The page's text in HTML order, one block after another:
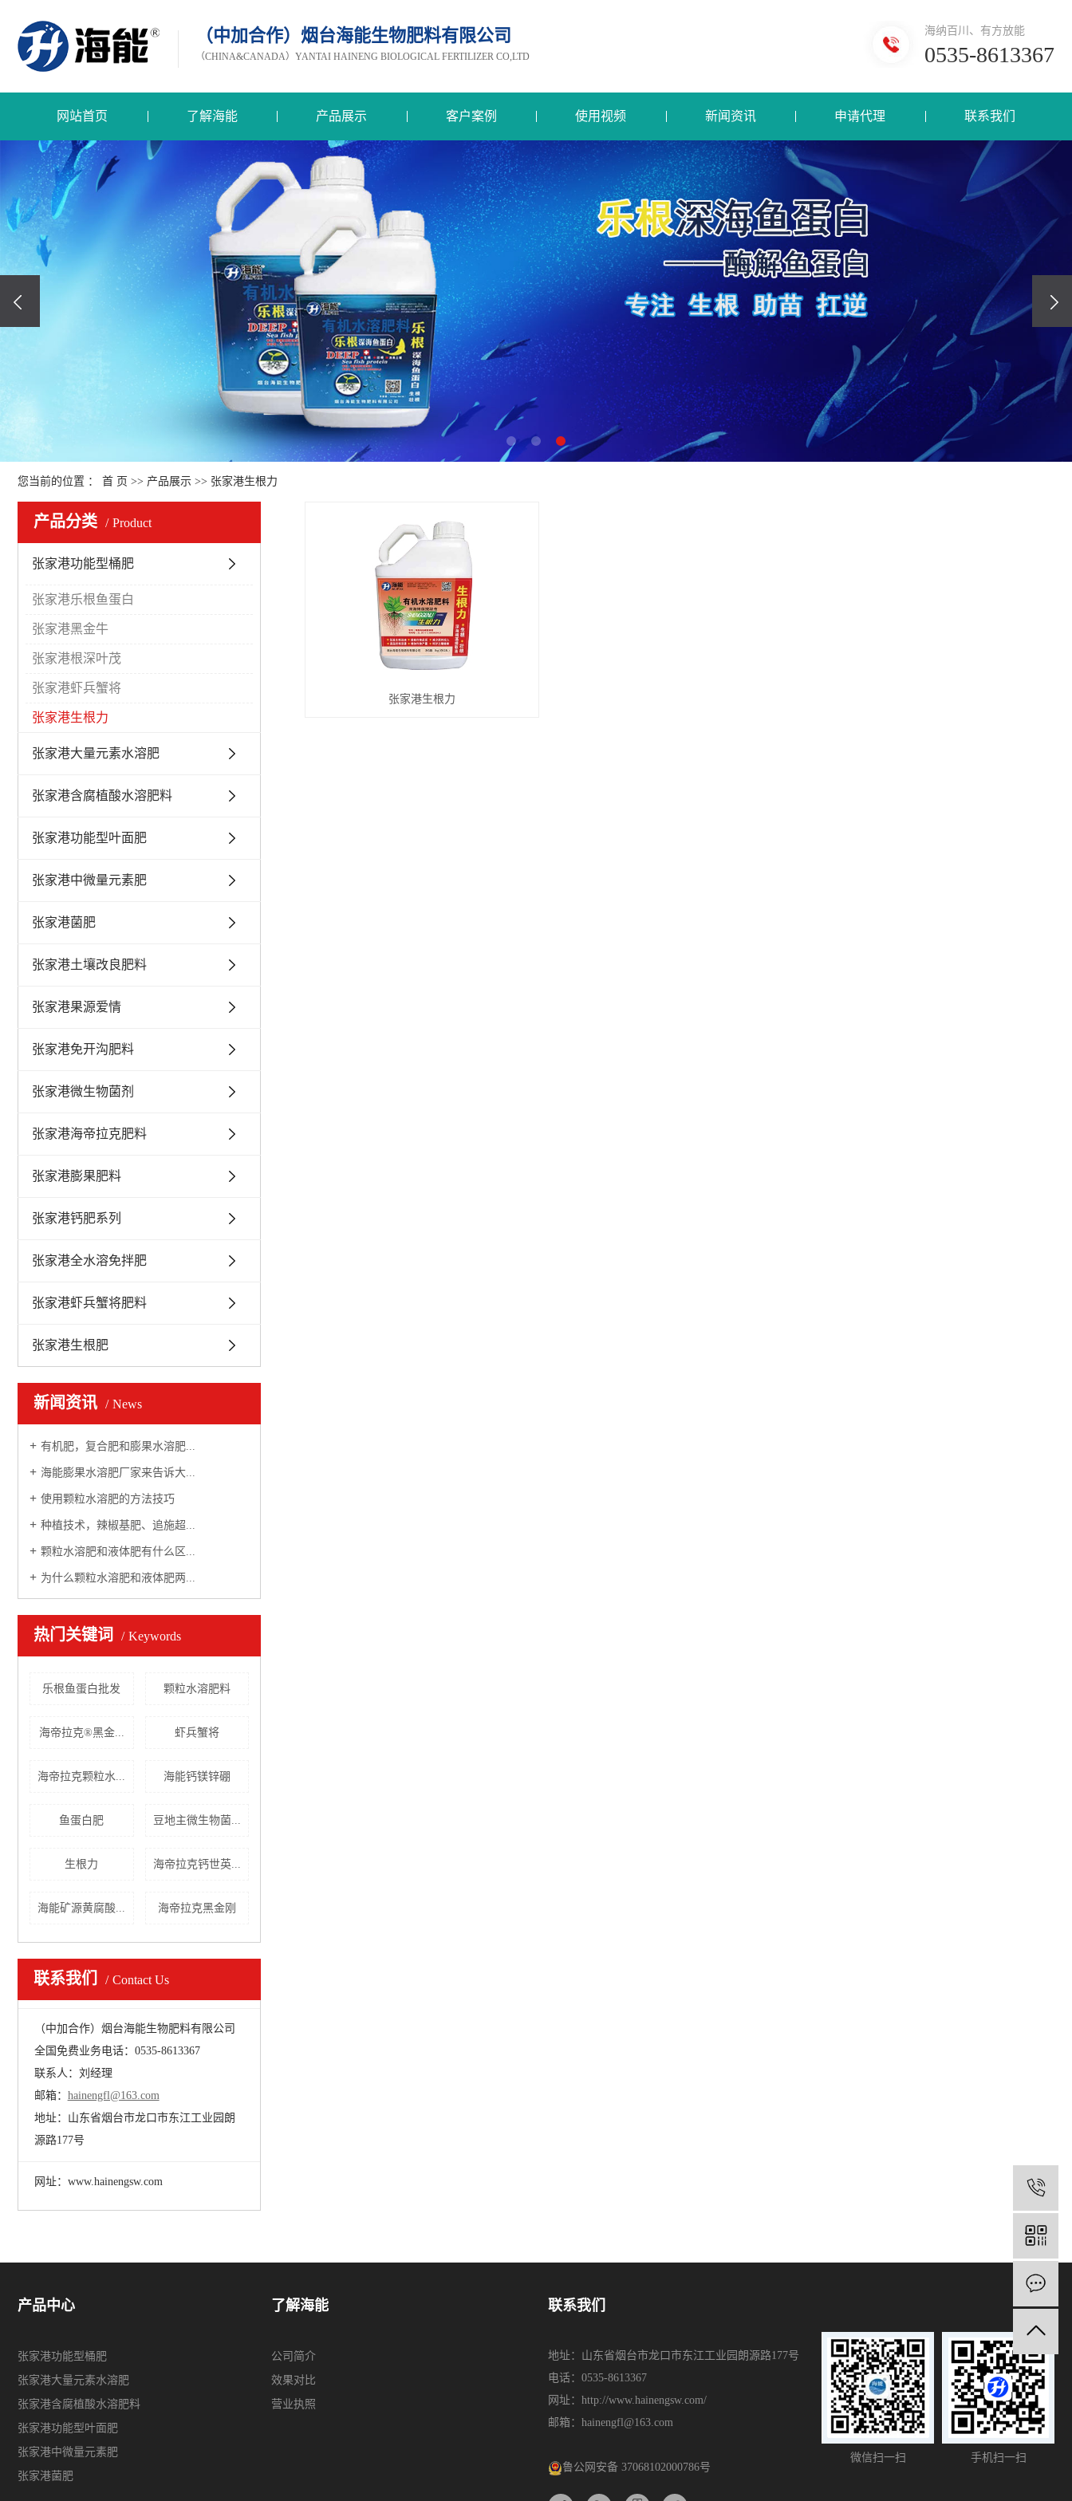
（中加合作）烟台海能生物肥料有限公司
（CHINA&CANADA）YANTAI HAINENG BIOLOGICAL FERTILIZER CO,LTD
海纳百川、有方放能
0535-8613367
网站首页 了解海能 产品展示 客户案例 使用视频 新闻资讯 申请代理 联系我们
您当前的位置 ： 首 页 >> 产品展示 >> 张家港生根力
产品分类 Product
张家港功能型桶肥
张家港乐根鱼蛋白
张家港黑金牛
张家港根深叶茂
张家港虾兵蟹将
张家港生根力
张家港大量元素水溶肥
张家港含腐植酸水溶肥料
张家港功能型叶面肥
张家港中微量元素肥
张家港菌肥
张家港土壤改良肥料
张家港果源爱情
张家港免开沟肥料
张家港微生物菌剂
张家港海帝拉克肥料
张家港膨果肥料
张家港钙肥系列
张家港全水溶免拌肥
张家港虾兵蟹将肥料
张家港生根肥
新闻资讯 News
有机肥，复合肥和膨果水溶肥...
海能膨果水溶肥厂家来告诉大...
使用颗粒水溶肥的方法技巧
种植技术，辣椒基肥、追施超...
颗粒水溶肥和液体肥有什么区...
为什么颗粒水溶肥和液体肥两...
热门关键词 Keywords
乐根鱼蛋白批发 颗粒水溶肥料
海帝拉克®黑金... 虾兵蟹将
海帝拉克颗粒水... 海能钙镁锌硼
鱼蛋白肥 豆地主微生物菌...
生根力 海帝拉克钙世英...
海能矿源黄腐酸... 海帝拉克黑金刚
联系我们 Contact Us
（中加合作）烟台海能生物肥料有限公司
全国免费业务电话：0535-8613367
联系人：刘经理
邮箱： hainengfl@163.com
地址：山东省烟台市龙口市东江工业园朗
源路177号
网址：www.hainengsw.com
张家港生根力
产品中心
张家港功能型桶肥
张家港大量元素水溶肥
张家港含腐植酸水溶肥料
张家港功能型叶面肥
张家港中微量元素肥
张家港菌肥
了解海能
公司简介
效果对比
营业执照
联系我们
地址：山东省烟台市龙口市东江工业园朗源路177号
电话：0535-8613367
网址：http://www.hainengsw.com/
邮箱：hainengfl@163.com
鲁公网安备 37068102000786号
微信扫一扫 手机扫一扫